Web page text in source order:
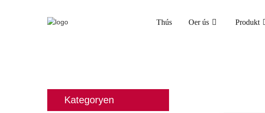
Thús Oer ús Produkt
Kategoryen